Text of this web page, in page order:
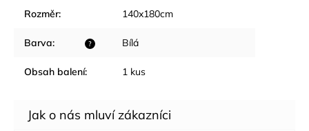
Rozměr: 140x180cm
?
Barva: Bílá
Obsah balení: 1 kus